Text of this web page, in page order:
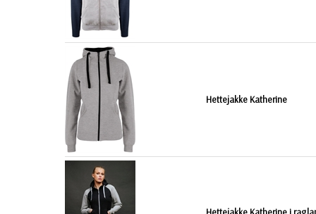
Hettejakke Katherine